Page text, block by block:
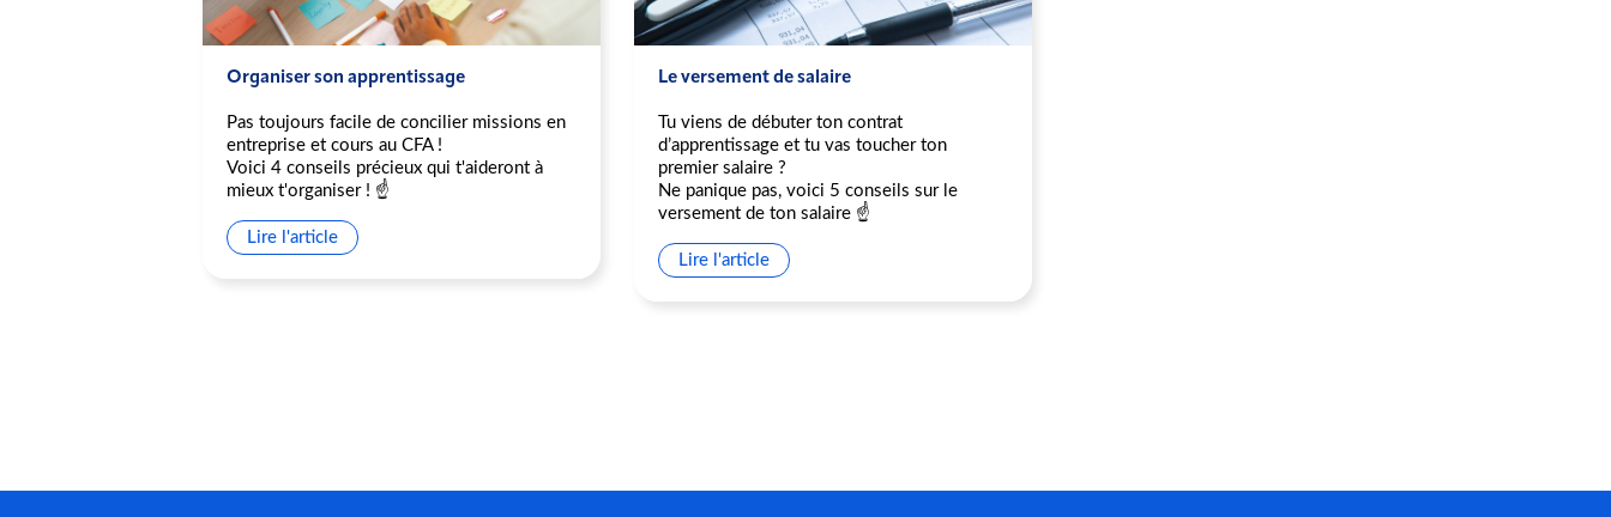
Organiser son apprentissage
Pas toujours facile de concilier missions en
entreprise et cours au CFA !
Voici 4 conseils précieux qui t'aideront à
mieux t'organiser ! ☝️
Lire l'article
Le versement de salaire
Tu viens de débuter ton contrat
d’apprentissage et tu vas toucher ton
premier salaire ?
Ne panique pas, voici 5 conseils sur le
versement de ton salaire ☝️
Lire l'article